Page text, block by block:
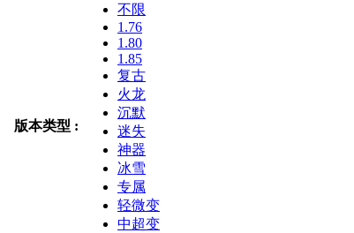
版本类型 :
不限
1.76
1.80
1.85
复古
火龙
沉默
迷失
神器
冰雪
专属
轻微变
中超变